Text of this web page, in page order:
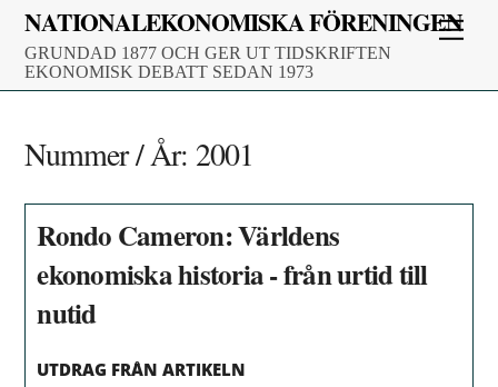
Skip
content
NATIONALEKONOMISKA FÖRENINGEN
GRUNDAD 1877 OCH GER UT TIDSKRIFTEN
EKONOMISK DEBATT SEDAN 1973
Nummer / År: 2001
Rondo Cameron: Världens
ekonomiska historia - från urtid till
nutid
UTDRAG FRÅN ARTIKELN